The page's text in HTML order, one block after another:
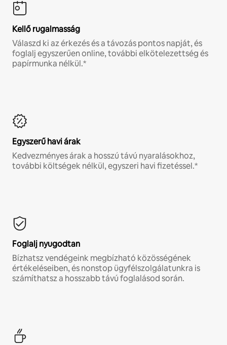
Kellő rugalmasság
Válaszd ki az érkezés és a távozás pontos napját, és
foglalj egyszerűen online, további elkötelezettség és
papírmunka nélkül.*
Egyszerű havi árak
Kedvezményes árak a hosszú távú nyaralásokhoz,
további költségek nélkül, egyszeri havi fizetéssel.*
Foglalj nyugodtan
Bízhatsz vendégeink megbízható közösségének
értékeléseiben, és nonstop ügyfélszolgálatunkra is
számíthatsz a hosszabb távú foglalásod során.